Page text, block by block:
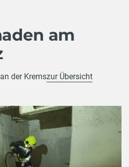
am
der Kremszur Übersicht